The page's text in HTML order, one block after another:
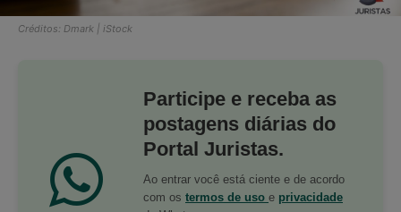
Créditos: Dmark | iStock
Participe e receba as
postagens diárias do
Portal Juristas.
Ao entrar você está ciente e de acordo
com os termos de uso e privacidade